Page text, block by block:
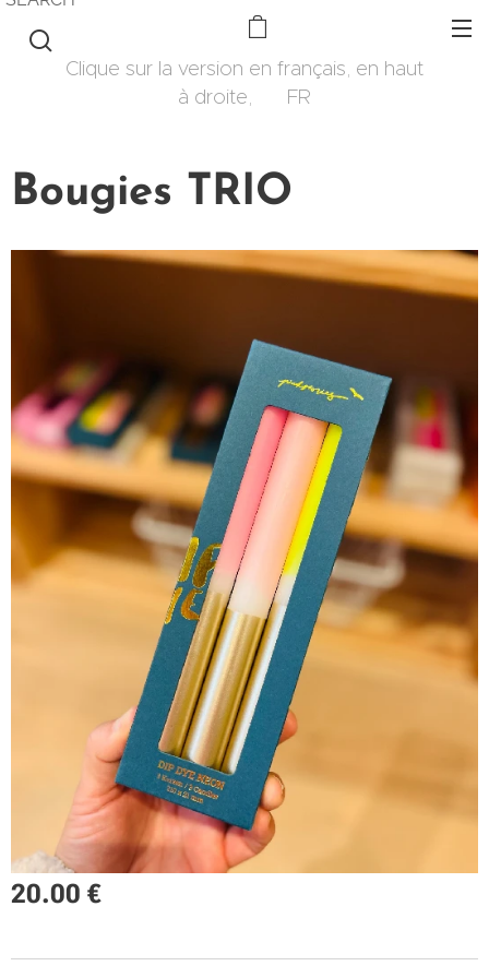
Clique sur la version en français, en haut
à droite, 🇫🇷 FR
Bougies TRIO
20.00 €